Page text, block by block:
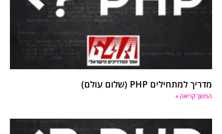
מדריך למתחילים PHP (שלום עולם)
המשך קריאה »